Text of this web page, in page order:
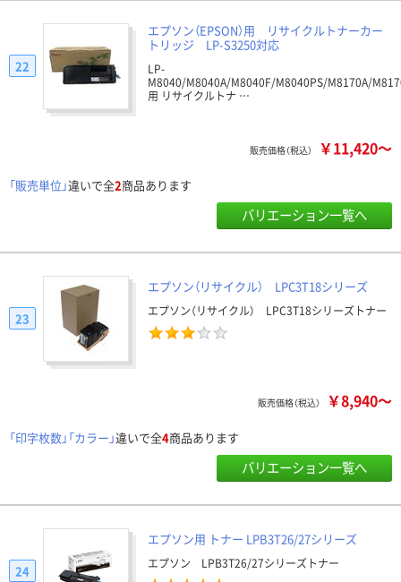
エプソン（EPSON）用 リサイクルトナーカー
トリッジ LP-S3250対応
LP-
M8040/M8040A/M8040F/M8040PS/M8170A/
用 リサイクルトナ …
22
販売価格（税込） ￥11,420～
「販売単位」違いで全2商品あります
バリエーション一覧へ
エプソン（リサイクル） LPC3T18シリーズ
エプソン（リサイクル） LPC3T18シリーズトナー
23
販売価格（税込） ￥8,940～
「印字枚数」「カラー」違いで全4商品あります
バリエーション一覧へ
エプソン用 トナー LPB3T26/27シリーズ
エプソン LPB3T26/27シリーズトナー
24